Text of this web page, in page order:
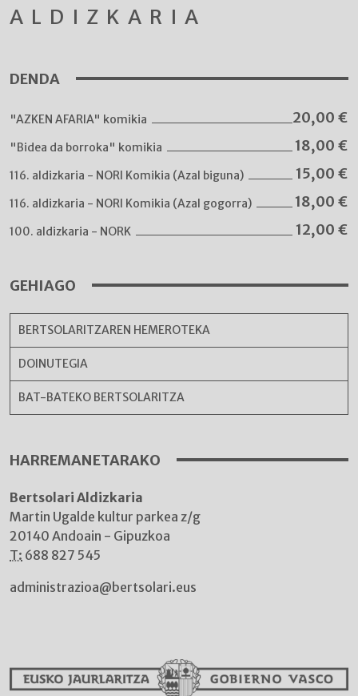
ALDIZKARIA
DENDA
"AZKEN AFARIA" komikia 20,00 €
"Bidea da borroka" komikia 18,00 €
116. aldizkaria - NORI Komikia (Azal biguna) 15,00 €
116. aldizkaria - NORI Komikia (Azal gogorra) 18,00 €
100. aldizkaria - NORK 12,00 €
GEHIAGO
BERTSOLARITZAREN HEMEROTEKA
DOINUTEGIA
BAT-BATEKO BERTSOLARITZA
HARREMANETARAKO
Bertsolari Aldizkaria
Martin Ugalde kultur parkea z/g
20140 Andoain - Gipuzkoa
T: 688 827 545
administrazioa@bertsolari.eus